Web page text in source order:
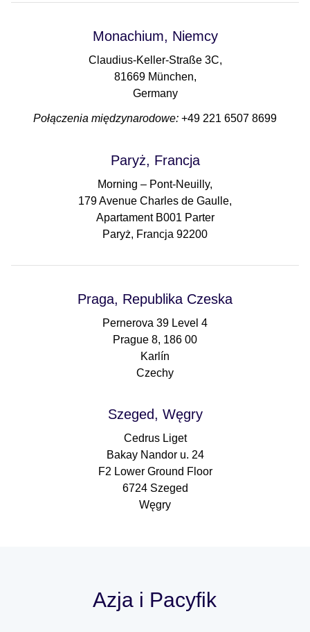
Monachium, Niemcy
Claudius-Keller-Straße 3C,
81669 München,
Germany
Połączenia międzynarodowe: +49 221 6507 8699
Paryż, Francja
Morning – Pont-Neuilly,
179 Avenue Charles de Gaulle,
Apartament B001 Parter
Paryż, Francja 92200
Praga, Republika Czeska
Pernerova 39 Level 4
Prague 8, 186 00
Karlín
Czechy
Szeged, Węgry
Cedrus Liget
Bakay Nandor u. 24
F2 Lower Ground Floor
6724 Szeged
Węgry
Azja i Pacyfik